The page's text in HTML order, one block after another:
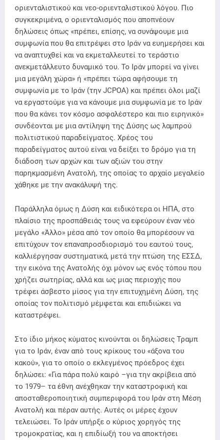
οριενταλιστικού και νεο-οριενταλιστικού λόγου. Πιο
συγκεκριμένα, ο οριενταλισμός που αποπνέουν
δηλώσεις όπως «πρέπει, επίσης, να συνάψουμε μια
συμφωνία που θα επιτρέψει στο Ιράν να ευημερήσει και
να αναπτυχθεί και να εκμεταλλευτεί το τεράστιο
ανεκμετάλλευτο δυναμικό του. Το Ιράν μπορεί να γίνει
μια μεγάλη χώρα» ή «πρέπει τώρα αφήσουμε τη
συμφωνία με το Ιράν (την JCPOA) και πρέπει όλοι μαζί
να εργαστούμε για να κάνουμε μια συμφωνία με το Ιράν
που θα κάνει τον κόσμο ασφαλέστερο και πιο ειρηνικό»
συνδέονται με μια αντίληψη της Δύσης ως λαμπρού
πολιτιστικού παραδείγματος. Χρέος του
παραδείγματος αυτού είναι να δείξει το δρόμο για τη
διάδοση των αρχών και των αξιών του στην
παρηκμασμένη Ανατολή, της οποίας το αρχαίο μεγαλείο
χάθηκε με την ανακάλυψή της.
Παράλληλα όμως η Δύση και ειδικότερα οι ΗΠΑ, στο
πλαίσιο της προσπάθειάς τους να εφεύρουν έναν νέο
μεγάλο «Άλλο» μέσα από τον οποίο θα μπορέσουν να
επιτύχουν τον επαναπροσδιορισμό του εαυτού τους,
καλλιέργησαν συστηματικά, μετά την πτώση της ΕΣΣΔ,
την εικόνα της Ανατολής όχι μόνον ως ενός τόπου που
χρήζει σωτηρίας, αλλά και ως μιας περιοχής που
τρέφει άσβεστο μίσος για την επιτυχημένη Δύση, της
οποίας τον πολιτισμό μέμφεται και επιδιώκει να
καταστρέψει.
Στο ίδιο μήκος κύματος κινούνται οι δηλώσεις Τραμπ
για το Ιράν, έναν από τους κρίκους του «άξονα του
κακού», για το οποίο ο εκλεγμένος πρόεδρος έχει
δηλώσει: «Για πάρα πολύ καιρό –για την ακρίβεια από
το 1979– τα έθνη ανέχθηκαν την καταστροφική και
αποσταθεροποιητική συμπεριφορά του Ιράν στη Μέση
Ανατολή και πέραν αυτής. Αυτές οι μέρες έχουν
τελειώσει. Το Ιράν υπήρξε ο κύριος χορηγός της
τρομοκρατίας, και η επιδίωξή του να αποκτήσει